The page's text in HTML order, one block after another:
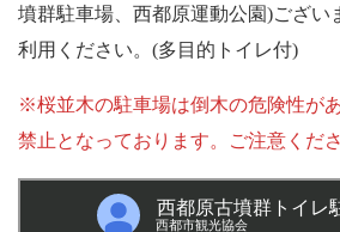
墳群駐車場、西都原運動公園)ござい
利用ください。(多目的トイレ付)
※桜並木の駐車場は倒木の危険性が
禁止となっております。ご注意くださ